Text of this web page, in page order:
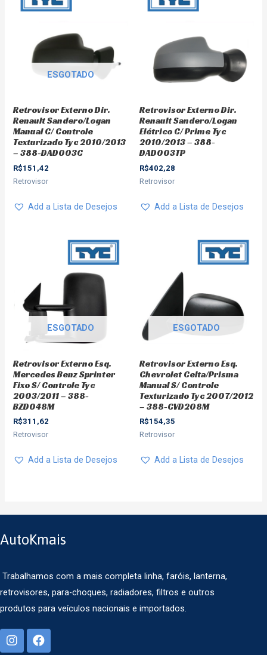
ESGOTADO
Retrovisor Externo Dir.
Renault Sandero/Logan
Manual C/ Controle
Texturizado Tyc 2010/2013
– 388-DAD003C
R$151,42
Retrovisor
Add a Lista de Desejos
Retrovisor Externo Dir.
Renault Sandero/Logan
Elétrico C/ Prime Tyc
2010/2013 – 388-
DAD003TP
R$402,28
Retrovisor
Add a Lista de Desejos
ESGOTADO
Retrovisor Externo Esq.
Mercedes Benz Sprinter
Fixo S/ Controle Tyc
2003/2011 – 388-
BZD048M
R$311,62
Retrovisor
Add a Lista de Desejos
ESGOTADO
Retrovisor Externo Esq.
Chevrolet Celta/Prisma
Manual S/ Controle
Texturizado Tyc 2007/2012
– 388-CVD208M
R$154,35
Retrovisor
Add a Lista de Desejos
AutoKmais
Trabalhamos com a mais completa linha, faróis, lanterna,
retrovisores, para-choques, radiadores, filtros e outros
produtos para veículos nacionais e importados.